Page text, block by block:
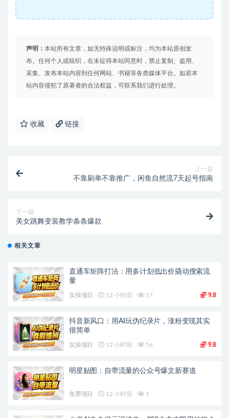
声明： 本站所有文章，如无特殊说明或标注，均为本站原创发
布。任何个人或组织，在未征得本站同意时，禁止复制、盗用、
采集、发布本站内容到任何网站、书籍等各类媒体平台。如若本
站内容侵犯了原著者的合法权益，可联系我们进行处理。
收藏 链接
上一篇
不靠刷单不靠推广，闲鱼自然流7天起号指南
下一篇
美女跳舞变装教学条条爆款
相关文章
直通车矩阵打法：用多计划低出价撬动搜索流
量
实操项目 12 小时前 57 9.8
抖音新风口：用AI玩伪纪录片，涨粉变现其实
很简单
实操项目 12 小时前 56 9.8
明星贴图：自带流量的公众号爆文新赛道
免费项目 12 小时前 1